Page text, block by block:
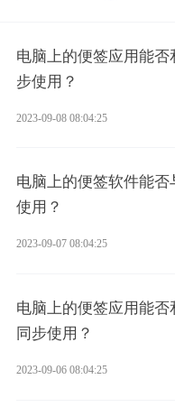
电脑上的便签应用能
步使用？
2023-09-08 08:04:25
电脑上的便签软件能
使用？
2023-09-07 08:04:25
电脑上的便签应用能
同步使用？
2023-09-06 08:04:25